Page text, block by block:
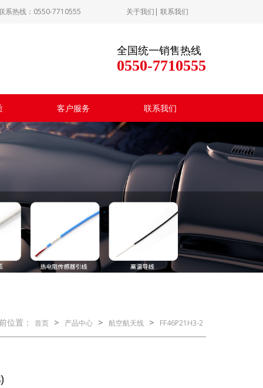
关于我们 | 联系我们
系热线：0550-7710555
全国统一销售热线
0550-7710555
客户服务 联系我们
位置： 首页 > 产品中心 > 航空航天线 > FF46P21H3-2